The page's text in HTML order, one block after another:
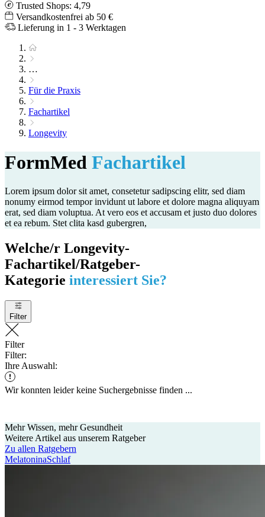
Trusted Shops: 4,79
Versandkostenfrei ab 50 €
Lieferung in 1 - 3 Werktagen
…
Für die Praxis
Fachartikel
Longevity
FormMed Fachartikel
Lorem ipsum dolor sit amet, consetetur sadipscing elitr, sed diam
nonumy eirmod tempor invidunt ut labore et dolore magna aliquyam
erat, sed diam voluptua. At vero eos et accusam et justo duo dolores
et ea rebum. Stet clita kasd gubergren,
Welche/r Longevity-
Fachartikel/Ratgeber-
Kategorie interessiert Sie?
Filter
Filter
Filter:
Ihre Auswahl:
Wir konnten leider keine Suchergebnisse finden ...
Mehr Wissen, mehr Gesundheit
Weitere Artikel aus unserem Ratgeber
Zu allen Ratgebern
MelatoninaSchlaf